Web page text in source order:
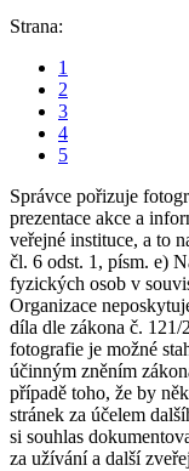
Strana:
1
2
3
4
5
Správce pořizuje
prezentace akce a
veřejné instituce, a to
čl. 6 odst. 1, písm. e)
fyzických osob v
Organizace
díla dle zákona č. 121/
fotografie je možné
účinným zněním
případě toho, že by
stránek za účelem
si souhlas
za užívání a další